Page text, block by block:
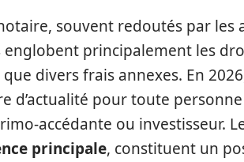
souvent redoutés par les
englobent principalement les
divers frais annexes. En
d’actualité pour toute
accédante ou investisseur.
principale, constituent un